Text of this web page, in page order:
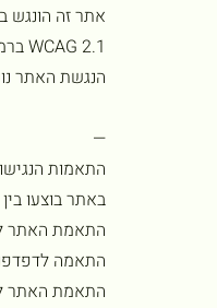
WCAG 2.1 ברמת AA.
הנגשת האתר
—
התאמות
באתר בוצעו
התאמת האתר
התאמה
התאמת האתר